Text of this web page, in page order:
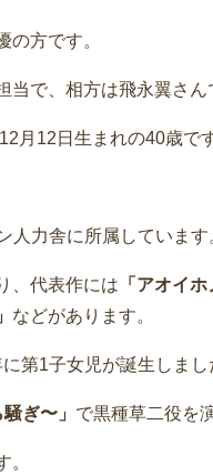
の方です。
当で、相方は飛永翼さん
月12日生まれの40歳です
人力舎に所属しています
、代表作には 「アオイホ
などがあります。
第1子女児が誕生しまし
ぎ〜」 で黒種草二役を
。